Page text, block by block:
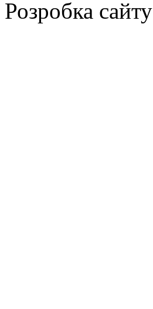
Розробка сайту